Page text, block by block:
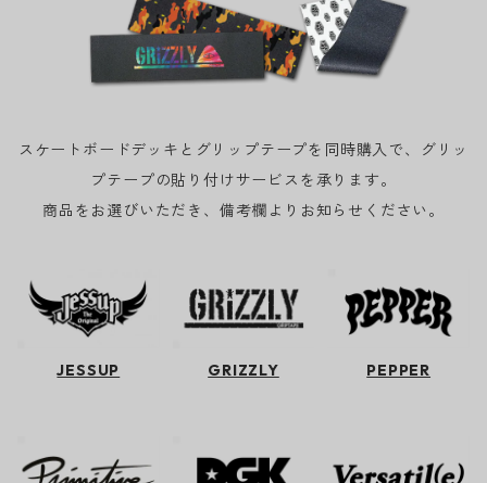
スケートボードデッキとグリップテープを同時購入で、グリッ
プテープの貼り付けサービスを承ります。
商品をお選びいただき、備考欄よりお知らせください。
JESSUP GRIZZLY PEPPER